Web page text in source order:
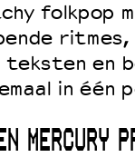
folkpop
en
in één
MERCURY